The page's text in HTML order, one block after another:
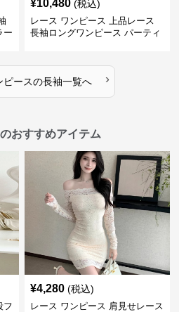
ー
¥10,480 (税込)
レース ワンピース 上品レース
長袖ロングワンピース パーティ
ピースの長袖一覧へ ›
おすすめアイテム
フ
¥4,280 (税込)
レース ワンピース 肩見せレース